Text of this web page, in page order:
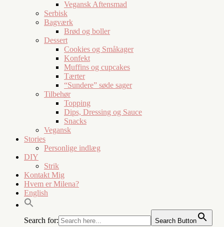
Vegansk Aftensmad
Serbisk
Bagværk
Brød og boller
Dessert
Cookies og Småkager
Konfekt
Muffins og cupcakes
Tærter
“Sundere” søde sager
Tilbehør
Topping
Dips, Dressing og Sauce
Snacks
Vegansk
Stories
Personlige indlæg
DIY
Strik
Kontakt Mig
Hvem er Milena?
English
Search for: Search Button